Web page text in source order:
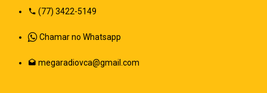
(77) 3422-5149
Chamar no Whatsapp
megaradiovca@gmail.com